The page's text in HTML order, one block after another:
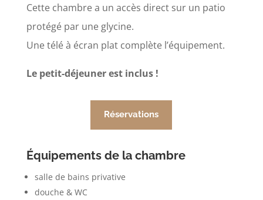
Cette chambre a un accès direct sur un patio
protégé par une glycine.
Une télé à écran plat complète l’équipement.
Le petit-déjeuner est inclus !
Réservations
Équipements de la chambre
salle de bains privative
douche & WC